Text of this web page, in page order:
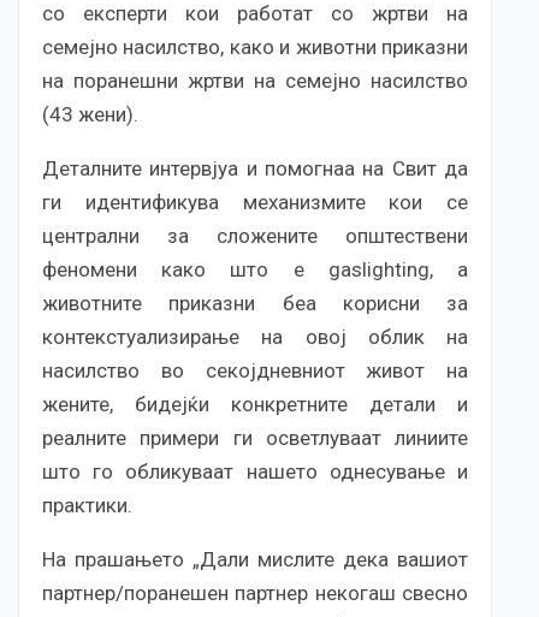
со експерти кои работат со жртви на
семејно насилство, како и животни приказни
на поранешни жртви на семејно насилство
(43 жени).
Деталните интервјуа и помогнаа на Свит да
ги идентификува механизмите кои се
централни за сложените општествени
феномени како што е gaslighting, а
животните приказни беа корисни за
контекстуализирање на овој облик на
насилство во секојдневниот живот на
жените, бидејќи конкретните детали и
реалните примери ги осветлуваат линиите
што го обликуваат нашето однесување и
практики.
На прашањето „Дали мислите дека вашиот
партнер/поранешен партнер некогаш свесно